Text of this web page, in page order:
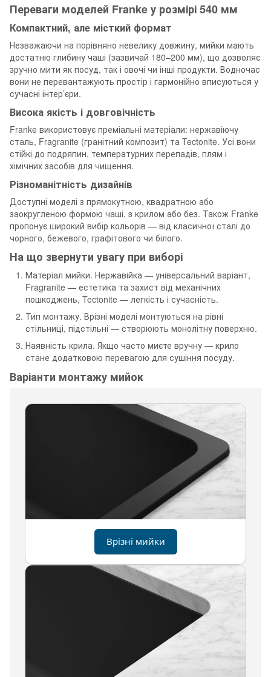
Переваги моделей Franke у розмірі 540 мм
Компактний, але місткий формат
Незважаючи на порівняно невелику довжину, мийки мають
достатню глибину чаші (зазвичай 180–200 мм), що дозволяє
зручно мити як посуд, так і овочі чи інші продукти. Водночас
вони не перевантажують простір і гармонійно вписуються у
сучасні інтер’єри.
Висока якість і довговічність
Franke використовує преміальні матеріали: нержавіючу
сталь, Fragranite (гранітний композит) та Tectonite. Усі вони
стійкі до подряпин, температурних перепадів, плям і
хімічних засобів для чищення.
Різноманітність дизайнів
Доступні моделі з прямокутною, квадратною або
заокругленою формою чаші, з крилом або без. Також Franke
пропонує широкий вибір кольорів — від класичної сталі до
чорного, бежевого, графітового чи білого.
На що звернути увагу при виборі
Матеріал мийки. Нержавійка — універсальний варіант,
Fragranite — естетика та захист від механічних
пошкоджень, Tectonite — легкість і сучасність.
Тип монтажу. Врізні моделі монтуються на рівні
стільниці, підстільні — створюють монолітну поверхню.
Наявність крила. Якщо часто миєте вручну — крило
стане додатковою перевагою для сушіння посуду.
Варіанти монтажу мийок
Врізні мийки